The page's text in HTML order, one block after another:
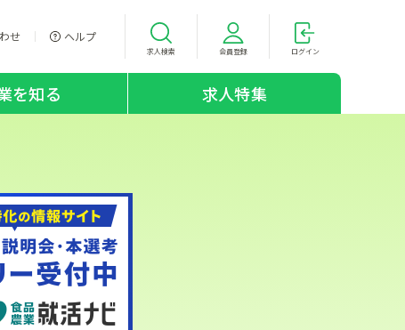
せ ヘルプ
求人検索 会員登録 ログイン
を知る 求人特集